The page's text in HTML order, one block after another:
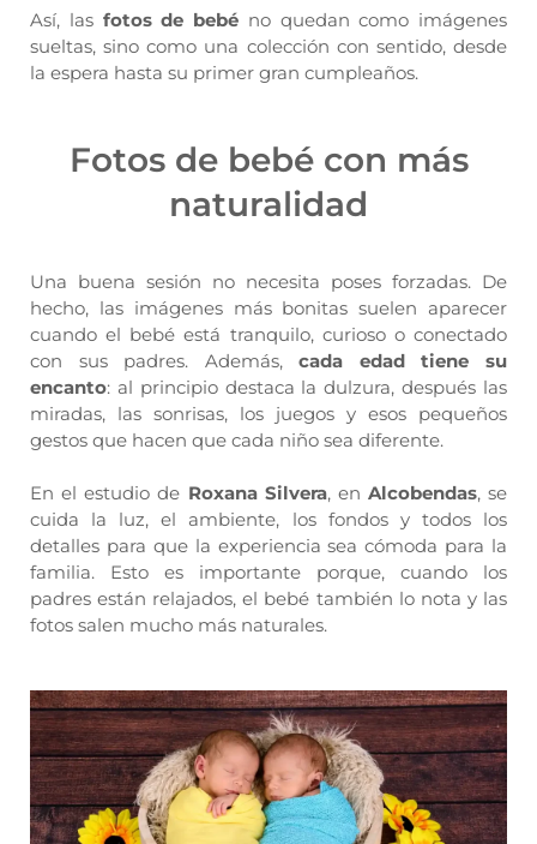
Así, las fotos de bebé no quedan como imágenes
sueltas, sino como una colección con sentido, desde
la espera hasta su primer gran cumpleaños.
Fotos de bebé con más
naturalidad
Una buena sesión no necesita poses forzadas. De
hecho, las imágenes más bonitas suelen aparecer
cuando el bebé está tranquilo, curioso o conectado
con sus padres. Además,cada edad tiene su
encanto: al principio destaca la dulzura, después las
miradas, las sonrisas, los juegos y esos pequeños
gestos que hacen que cada niño sea diferente.
En el estudio de Roxana Silvera, en Alcobendas, se
cuida la luz, el ambiente, los fondos y todos los
detalles para que la experiencia sea cómoda para la
familia. Esto es importante porque, cuando los
padres están relajados, el bebé también lo nota y las
fotos salen mucho más naturales.